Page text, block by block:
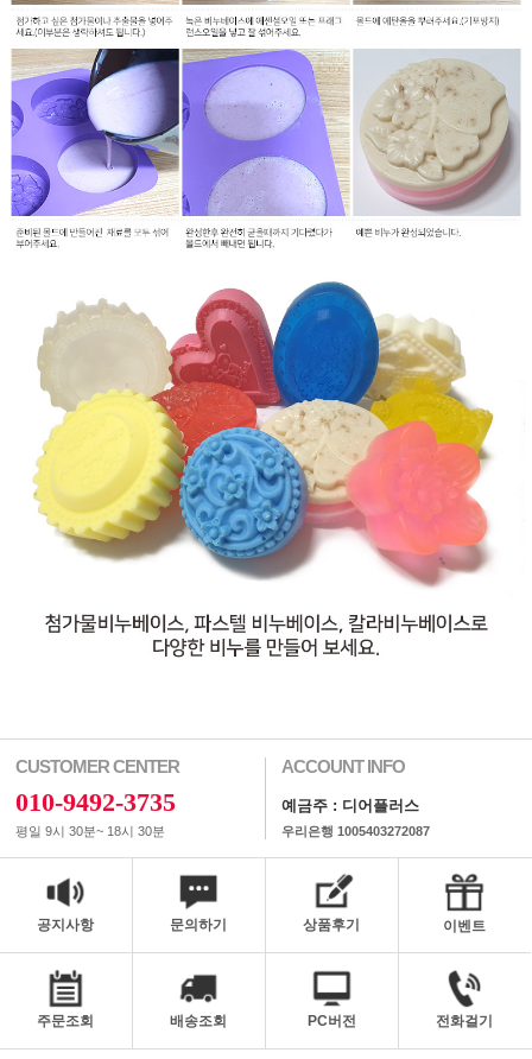
CUSTOMER CENTER
010-9492-3735
평일 9시 30분~ 18시 30분
ACCOUNT INFO
예금주 : 디어플러스
우리은행 1005403272087
공지사항 문의하기 상품후기 이벤트
주문조회 배송조회 PC버전 전화걸기